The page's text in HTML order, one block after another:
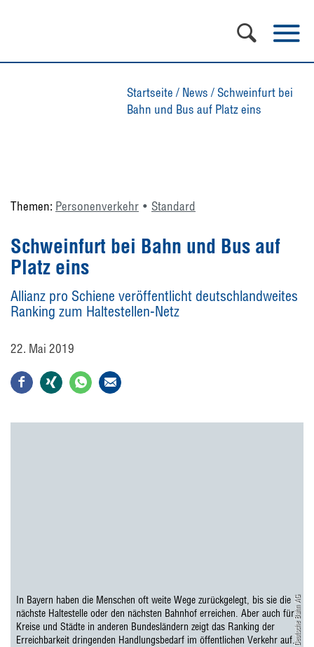
Startseite / News /Schweinfurt bei
Bahn und Bus auf Platz eins
Themen: Personenverkehr Standard
Schweinfurt bei Bahn und Bus auf
Platz eins
Allianz pro Schiene veröffentlicht deutschlandweites
Ranking zum Haltestellen-Netz
22. Mai 2019
Deutsche Bahn AG
In Bayern haben die Menschen oft weite Wege zurückgelegt, bis sie die
nächste Haltestelle oder den nächsten Bahnhof erreichen. Aber auch für
Kreise und Städte in anderen Bundesländern zeigt das Ranking der
Erreichbarkeit dringenden Handlungsbedarf im öffentlichen Verkehr auf.